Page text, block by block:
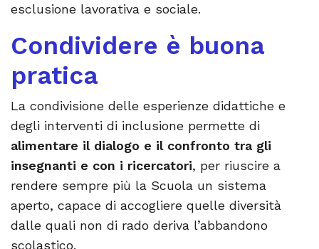
esclusione lavorativa e sociale.
Condividere è buona
pratica
La condivisione delle esperienze didattiche e
degli interventi di inclusione permette di
alimentare il dialogo e il confronto tra gli
insegnanti e con i ricercatori, per riuscire a
rendere sempre più la Scuola un sistema
aperto, capace di accogliere quelle diversità
dalle quali non di rado deriva l’abbandono
scolastico.